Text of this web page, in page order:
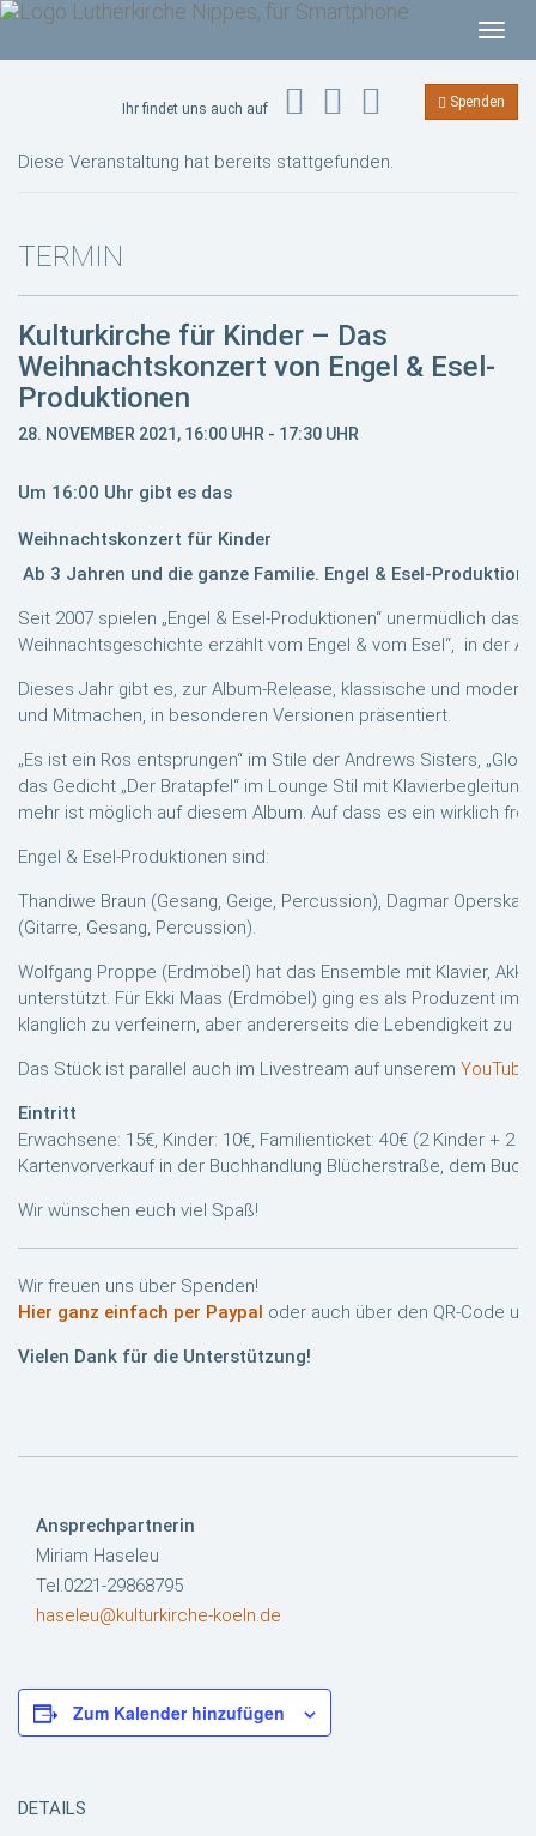
T
o
g
g
a
Ihr findet uns auch auf Spenden
Diese Veranstaltung hat bereits stattgefunden.
TERMIN
Kulturkirche für Kinder – Das
Weihnachtskonzert von Engel & Esel-
Produktionen
28. NOVEMBER 2021, 16:00 UHR - 17:30 UHR
Um 16:00 Uhr gibt es das
Weihnachtskonzert für Kinder
Ab 3 Jahren und die ganze Familie. Engel & Esel-
Seit 2007 spielen „Engel & Esel-Produktionen“ unermüdlich
Weihnachtsgeschichte erzählt vom Engel & vom Esel“, in der
Dieses Jahr gibt es, zur Album-Release, klassische und
und Mitmachen, in besonderen Versionen präsentiert.
„Es ist ein Ros entsprungen“ im Stile der Andrews Sisters,
das Gedicht „Der Bratapfel“ im Lounge Stil mit
mehr ist möglich auf diesem Album. Auf dass es ein wirklich
Engel & Esel-Produktionen sind:
Thandiwe Braun (Gesang, Geige, Percussion), Dagmar
(Gitarre, Gesang, Percussion).
Wolfgang Proppe (Erdmöbel) hat das Ensemble mit Klavier,
unterstützt. Für Ekki Maas (Erdmöbel) ging es als Produzent im
klanglich zu verfeinern, aber andererseits die Lebendigkeit zu
Das Stück ist parallel auch im Livestream auf unserem
Eintritt
Erwachsene: 15€, Kinder: 10€, Familienticket: 40€ (2 Kinder + 2
Kartenvorverkauf in der Buchhandlung Blücherstraße, dem
Wir wünschen euch viel Spaß!
Wir freuen uns über Spenden!
Hier ganz einfach per Paypal oder auch über den QR-Code
Vielen Dank für die Unterstützung!
Ansprechpartnerin
Miriam Haseleu
Tel.0221-29868795
haseleu@kulturkirche-koeln.de
Zum Kalender hinzufügen
DETAILS